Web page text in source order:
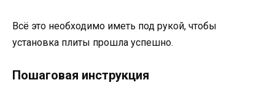
Всё это необходимо иметь под рукой, чтобы
установка плиты прошла успешно.
Пошаговая инструкция